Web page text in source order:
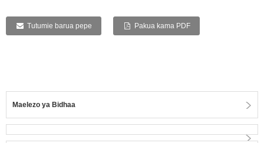
Tutumie barua pepe Pakua kama PDF
Maelezo ya Bidhaa